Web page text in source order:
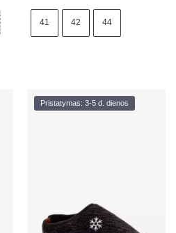
41 42 44
Pristatymas: 3-5 d. dienos